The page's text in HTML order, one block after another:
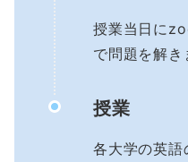
授業当日に
で問題を解き
授業
各大学の英